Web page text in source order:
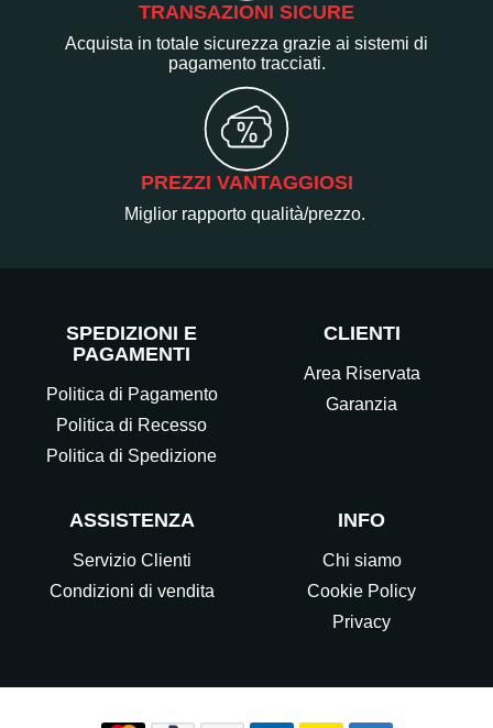
TRANSAZIONI SICURE
Acquista in totale sicurezza grazie ai sistemi di
pagamento tracciati.
PREZZI VANTAGGIOSI
Miglior rapporto qualità/prezzo.
SPEDIZIONI E
PAGAMENTI
Politica di Pagamento
Politica di Recesso
Politica di Spedizione
CLIENTI
Area Riservata
Garanzia
ASSISTENZA
Servizio Clienti
Condizioni di vendita
INFO
Chi siamo
Cookie Policy
Privacy